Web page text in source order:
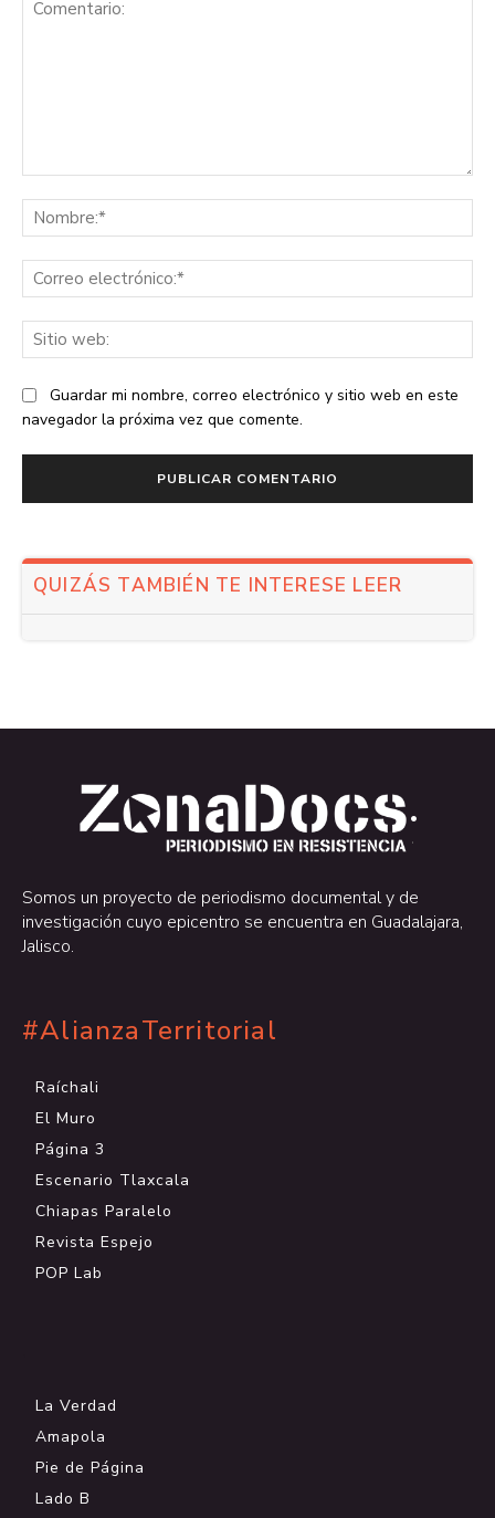
Guardar mi nombre, correo electrónico y sitio web en este
navegador la próxima vez que comente.
QUIZÁS TAMBIÉN TE INTERESE LEER
.
.
Somos un proyecto de periodismo documental y de
investigación cuyo epicentro se encuentra en Guadalajara,
Jalisco.
#AlianzaTerritorial
Raíchali
El Muro
Página 3
Escenario Tlaxcala
Chiapas Paralelo
Revista Espejo
POP Lab
La Verdad
Amapola
Pie de Página
Lado B